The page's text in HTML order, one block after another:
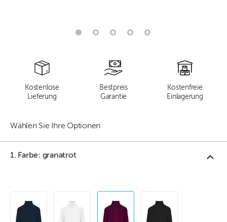
Kostenlose
Lieferung
Bestpreis
Garantie
Kostenfreie
Einlagerung
Wählen Sie Ihre Optionen
1. Farbe: granatrot